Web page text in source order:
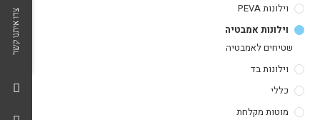
וילונות PEVA
וילונות אמבטיה
שטיחים לאמבטיה
וילונות בד
כללי
מוטות מקלחת
צרו איתנו קשר